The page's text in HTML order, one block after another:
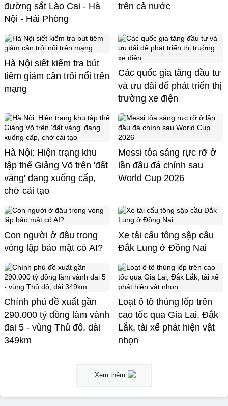
đường sắt Lào Cai - Hà
Nội - Hải Phòng
trên cả nước
Hà Nội siết kiểm tra bút
tiêm giảm cân trôi nổi trên
mạng
Các quốc gia tăng đầu tư
và ưu đãi để phát triển thị
trường xe điện
Hà Nội: Hiện trạng khu
tập thể Giảng Võ trên 'đất
vàng' đang xuống cấp,
chờ cải tạo
Messi tỏa sáng rực rỡ ở
lần đầu đá chính sau
World Cup 2026
Con người ở đâu trong
vòng lặp bảo mật có AI?
Xe tải cẩu tông sập cầu
Đắk Lung ở Đồng Nai
Chính phủ đề xuất gần
290.000 tỷ đồng làm vành
đai 5 - vùng Thủ đô, dài
349km
Loạt ô tô thủng lốp trên
cao tốc qua Gia Lai, Đắk
Lắk, tài xế phát hiện vật
nhọn
Xem thêm